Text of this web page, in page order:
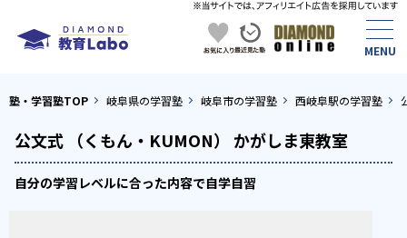
塾・学習塾TOP 岐阜県の学習塾 岐阜市の学習塾 西岐阜駅の学習塾
公文式 （くもん・KUMON） かがしま東教室
自分の学習レベルに合った内容で自学自習